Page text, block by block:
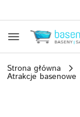
Strona główna
Atrakcje basenowe